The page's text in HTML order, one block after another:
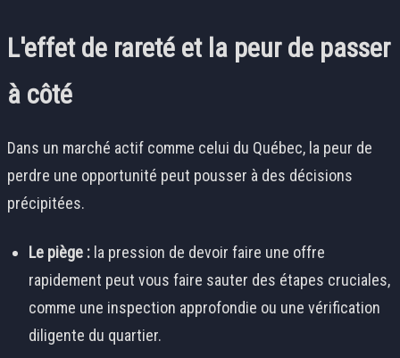
L'effet de rareté et la peur de passer
à côté
Dans un marché actif comme celui du Québec, la peur de
perdre une opportunité peut pousser à des décisions
précipitées.
Le piège : la pression de devoir faire une offre
rapidement peut vous faire sauter des étapes cruciales,
comme une inspection approfondie ou une vérification
diligente du quartier.